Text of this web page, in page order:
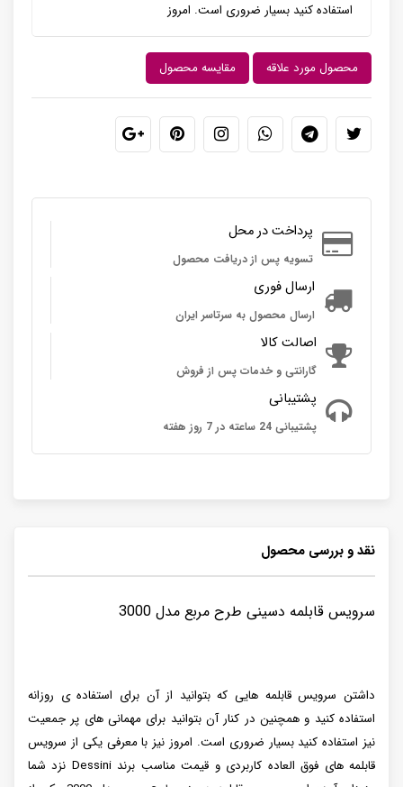
استفاده کنید بسیار ضروری است. امروز
محصول مورد علاقه مقایسه محصول
پرداخت در محل
تسویه پس از دریافت محصول
ارسال فوری
ارسال محصول به سرتاسر ایران
اصالت کالا
گارانتی و خدمات پس از فروش
پشتیبانی
پشتیبانی 24 ساعته در 7 روز هفته
نقد و بررسی محصول
سرویس قابلمه دسینی طرح مربع مدل 3000
داشتن سرویس قابلمه هایی که بتوانید از آن برای استفاده ی روزانه
استفاده کنید و همچنین در کنار آن بتوانید برای مهمانی های پر جمعیت
نیز استفاده کنید بسیار ضروری است. امروز نیز با معرفی یکی از سرویس
قابلمه های فوق العاده کاربردی و قیمت مناسب برند Dessini نزد شما